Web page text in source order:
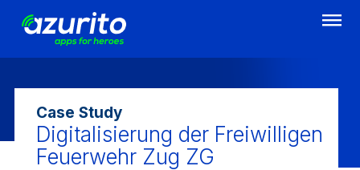
zum
Case Study
Digitalisierung der Freiwilligen
Feuerwehr Zug ZG